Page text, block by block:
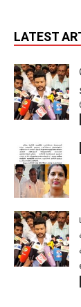
LATEST